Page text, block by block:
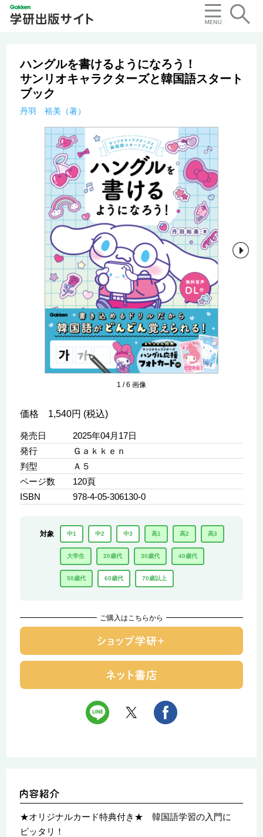
ハングルを書けるようになろう！
サンリオキャラクターズと韓国語スタート
ブック
丹羽 裕美（著）
1 /6 画像
価格 1,540円 (税込)
発売日
2025年04月17日
発行
Ｇａｋｋｅｎ
判型
Ａ５
ページ数
120頁
ISBN
978-4-05-306130-0
対象 中1 中2 中3 高1 高2 高3
大学生 20歳代 30歳代 40歳代
50歳代 60歳代 70歳以上
ご購入はこちらから
★オリジナルカード特典付き★ 韓国語学習の入門に
ピッタリ！